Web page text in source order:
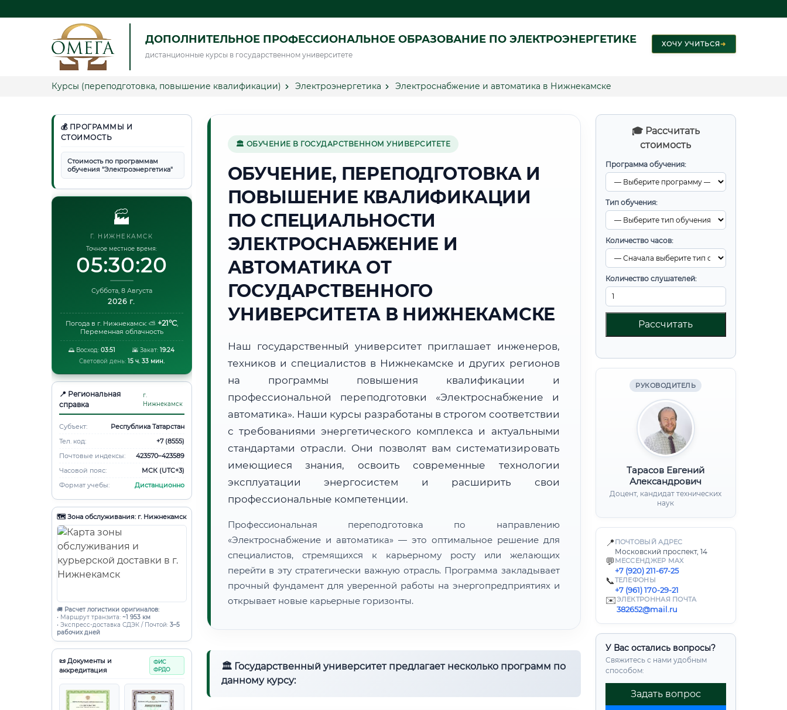
ДОПОЛНИТЕЛЬНОЕ ПРОФЕССИОНАЛЬНОЕ ОБРАЗОВАНИЕ ПО ЭЛЕКТРОЭНЕРГЕТИКЕ
дистанционные курсы в государственном университете
ХОЧУ УЧИТЬСЯ➜
Курсы (переподготовка, повышение квалификации) Электроэнергетика Электроснабжение и автоматика в Нижнекамске
💰 ПРОГРАММЫ И
СТОИМОСТЬ
Стоимость по программам
обучения "Электроэнергетика"
🏭
Г. НИЖНЕКАМСК
Точное местное время:
05:30:21
Суббота, 8 Августа
2026 г.
Погода в г. Нижнекамск: ⛅ +21°C,
Переменная облачность
🌅 Восход: 03:51 🌇 Закат: 19:24
Световой день: 15 ч. 33 мин.
📍 Региональная
справка
г.
Нижнекамск
Субъект:
Республика Татарстан
Тел. код:
+7 (8555)
Почтовые индексы:
423570–423589
Часовой пояс:
МСК (UTC+3)
Формат учебы:
Дистанционно
🗺️ Зона обслуживания: г. Нижнекамск
🚚 Расчет логистики оригиналов:
• Маршрут транзита: ~1 953 км
• Экспресс-доставка СДЭК / Почтой: 3–5
рабочих дней
📜 Документы и
аккредитация
ФИС
ФРДО
🎓 Рассчитать
стоимость
Программа обучения:
Тип обучения:
Количество часов:
Количество слушателей:
Рассчитать
РУКОВОДИТЕЛЬ
Тарасов Евгений
Александрович
Доцент, кандидат технических
наук
📍 ПОЧТОВЫЙ АДРЕС
Московский проспект, 14
💬 МЕССЕНДЖЕР MAX
+7 (920) 211-67-25
📞ТЕЛЕФОНЫ
+7 (961) 170-29-21
✉️ЭЛЕКТРОННАЯ ПОЧТА
382652@mail.ru
У Вас остались вопросы?
Свяжитесь с нами удобным
способом:
Задать вопрос
🏛 ОБУЧЕНИЕ В ГОСУДАРСТВЕННОМ УНИВЕРСИТЕТЕ
ОБУЧЕНИЕ, ПЕРЕПОДГОТОВКА И
ПОВЫШЕНИЕ КВАЛИФИКАЦИИ
ПО СПЕЦИАЛЬНОСТИ
ЭЛЕКТРОСНАБЖЕНИЕ И
АВТОМАТИКА ОТ
ГОСУДАРСТВЕННОГО
УНИВЕРСИТЕТА В НИЖНЕКАМСКЕ
Наш государственный университет приглашает инженеров,
техников и специалистов в Нижнекамске и других регионов
на программы повышения квалификации и
профессиональной переподготовки «Электроснабжение и
автоматика». Наши курсы разработаны в строгом соответствии
с требованиями энергетического комплекса и актуальными
стандартами отрасли. Они позволят вам систематизировать
имеющиеся знания, освоить современные технологии
эксплуатации энергосистем и расширить свои
профессиональные компетенции.
Профессиональная переподготовка по направлению
«Электроснабжение и автоматика» — это оптимальное решение для
специалистов, стремящихся к карьерному росту или желающих
перейти в эту стратегически важную отрасль. Программа закладывает
прочный фундамент для уверенной работы на энергопредприятиях и
открывает новые карьерные горизонты.
🏛 Государственный университет предлагает несколько программ по
данному курсу: